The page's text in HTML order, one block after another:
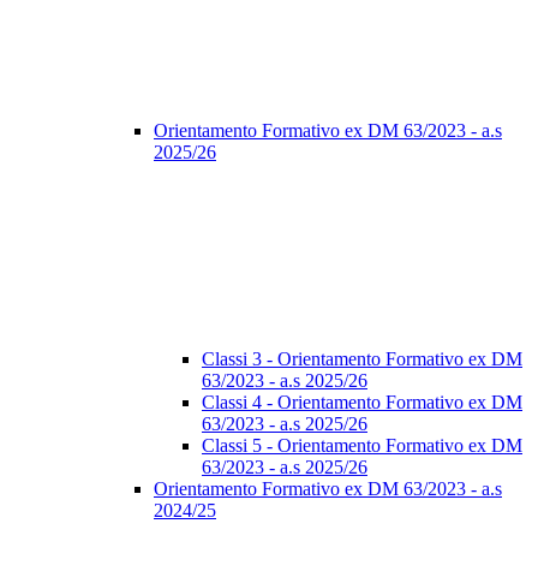
Orientamento Formativo ex DM 63/2023 - a.s
2025/26
Classi 3 - Orientamento Formativo ex DM
63/2023 - a.s 2025/26
Classi 4 - Orientamento Formativo ex DM
63/2023 - a.s 2025/26
Classi 5 - Orientamento Formativo ex DM
63/2023 - a.s 2025/26
Orientamento Formativo ex DM 63/2023 - a.s
2024/25